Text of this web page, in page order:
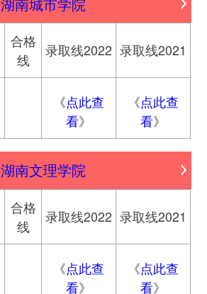
合格
线
录取线2022 录取线2021
《点此查
看》
《点此查
看》
湖南文理学院
合格
线
录取线2022 录取线2021
《点此查
看》
《点此查
看》